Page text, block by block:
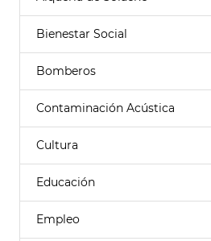
Bienestar Social
Bomberos
Contaminación Acústica
Cultura
Educación
Empleo